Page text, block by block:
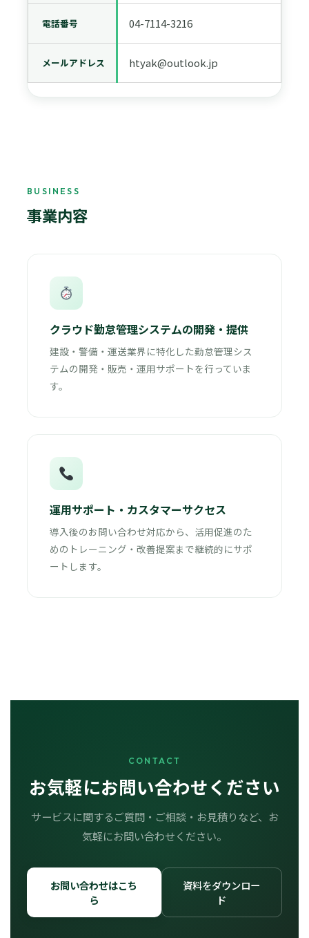
電話番号 04-7114-3216
メールアドレス htyak@outlook.jp
BUSINESS
事業内容
クラウド勤怠管理システムの開発・提供
建設・警備・運送業界に特化した勤怠管理シス
テムの開発・販売・運用サポートを行っていま
す。
運用サポート・カスタマーサクセス
導入後のお問い合わせ対応から、活用促進のた
めのトレーニング・改善提案まで継続的にサポ
ートします。
CONTACT
お気軽にお問い合わせください
サービスに関するご質問・ご相談・お見積りなど、お
気軽にお問い合わせください。
お問い合わせはこち
ら
資料をダウンロー
ド